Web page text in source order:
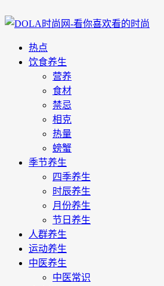
热点
饮食养生
营养
食材
禁忌
相克
热量
螃蟹
季节养生
四季养生
时辰养生
月份养生
节日养生
人群养生
运动养生
中医养生
中医常识